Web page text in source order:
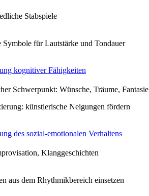
Stabspiele
Symbole für Lautstärke und Tondauer
kognitiver Fähigkeiten
Schwerpunkt: Wünsche, Träume, Fantasie
künstlerische Neigungen fördern
des sozial-emotionalen Verhaltens
Klanggeschichten
aus dem Rhythmikbereich einsetzen